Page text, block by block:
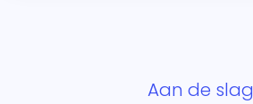
Aan de slag